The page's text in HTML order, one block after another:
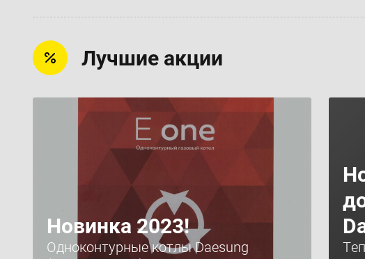
Лучшие акции
Новинка 2023!
Одноконтурные котлы Daesung